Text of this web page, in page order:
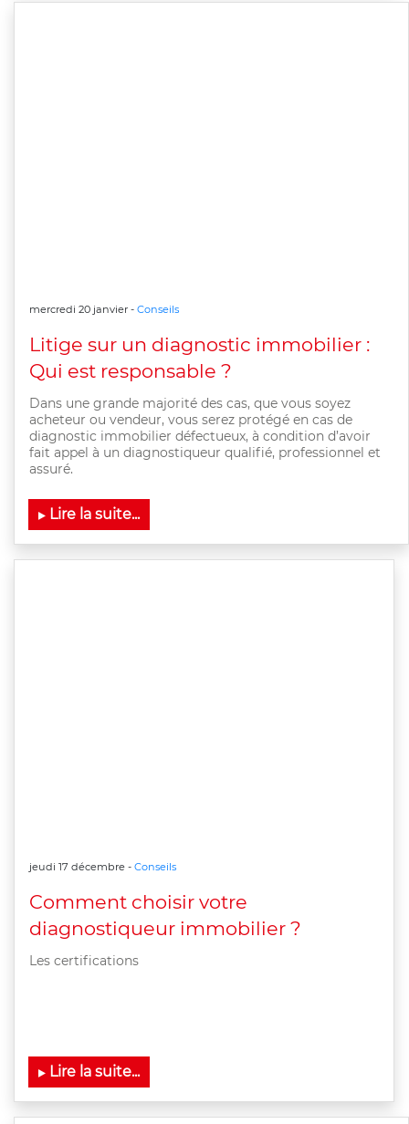
mercredi 20 janvier - Conseils
Litige sur un diagnostic immobilier :
Qui est responsable ?
Dans une grande majorité des cas, que vous soyez
acheteur ou vendeur, vous serez protégé en cas de
diagnostic immobilier défectueux, à condition d’avoir
fait appel à un diagnostiqueur qualifié, professionnel et
assuré.
Lire la suite...
jeudi 17 décembre - Conseils
Comment choisir votre
diagnostiqueur immobilier ?
Les certifications
Lire la suite...